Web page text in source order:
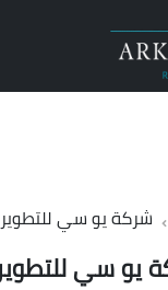
شركة يو سي للتطوير
يو سي